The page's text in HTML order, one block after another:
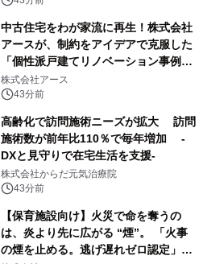
中古住宅をわが家流に再生！株式会社
アースが、制約をアイデアで克服した
「個性派戸建てリノベーション事例5
選」を公開
株式会社アース
43分前
高齢化で訪問施術ニーズが拡大 訪問
施術数が前年比110％で毎年増加 -
DXと見守りで在宅生活を支援-
株式会社からだ元気治療院
43分前
【保育施設向け】火災で命を奪うの
は、炎より先に広がる “煙”。 「火事
の煙を止める。逃げ遅れゼロ認定」提